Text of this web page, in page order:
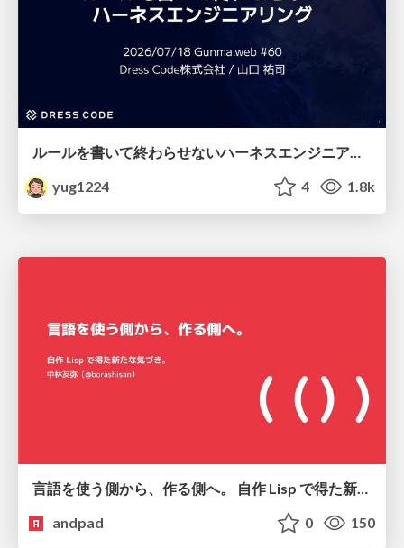
ルールを書いて終わらせないハーネスエンジニアリング
yug1224
4 1.8k
andpad
0 150